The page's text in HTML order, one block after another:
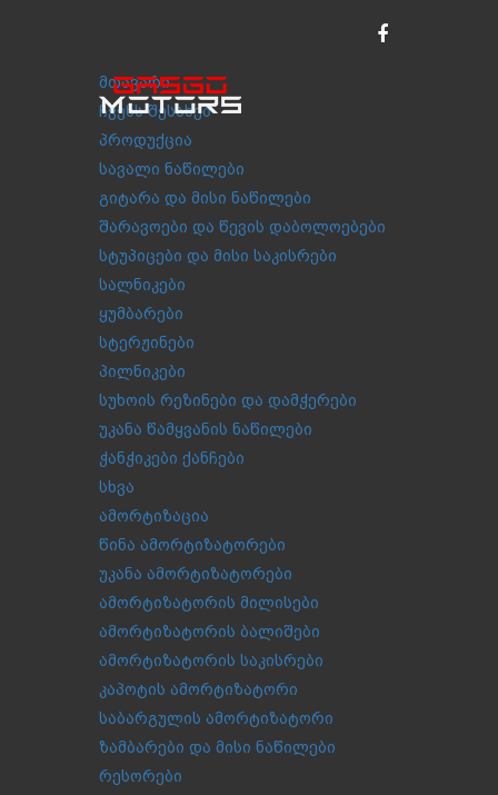
მთავარი
ჩვენს შესახებ
პროდუქცია
სავალი ნაწილები
გიტარა და მისი ნაწილები
შარავოები და წევის დაბოლოებები
სტუპიცები და მისი საკისრები
სალნიკები
ყუმბარები
სტერჟინები
პილნიკები
სუხოის რეზინები და დამჭერები
უკანა წამყვანის ნაწილები
ჭანჭიკები ქანჩები
სხვა
ამორტიზაცია
წინა ამორტიზატორები
უკანა ამორტიზატორები
ამორტიზატორის მილისები
ამორტიზატორის ბალიშები
ამორტიზატორის საკისრები
კაპოტის ამორტიზატორი
საბარგულის ამორტიზატორი
ზამბარები და მისი ნაწილები
რესორები